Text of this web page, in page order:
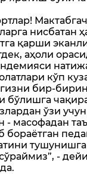
нисбатан
қарши
аҳоли
кўп
бир-
бўлишга
ўзи
- масофадан
тушунишга
-